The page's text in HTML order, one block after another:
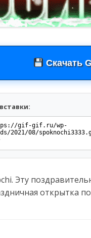
Скачать
Эту
открытка